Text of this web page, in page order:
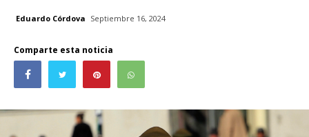
Eduardo Córdova Septiembre 16, 2024
Comparte esta noticia